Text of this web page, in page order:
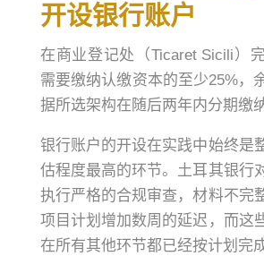
开设银行账户
在商业登记处（Ticaret Sicili）
需要缴纳认缴资本的至少25%，
据所选架构在随后两年内分期缴纳
银行账户的开设在实践中始终是
估程度最高的环节。土耳其银行
执行严格的合规审查，材料不完
项目计划增加数周的延迟，而这
在所有其他环节都已经按计划完